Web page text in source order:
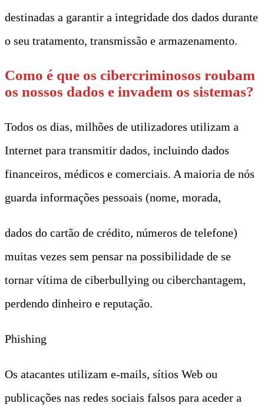
destinadas a garantir a integridade dos dados durante
o seu tratamento, transmissão e armazenamento.
Como é que os cibercriminosos roubam
os nossos dados e invadem os sistemas?
Todos os dias, milhões de utilizadores utilizam a
Internet para transmitir dados, incluindo dados
financeiros, médicos e comerciais. A maioria de nós
guarda informações pessoais (nome, morada,
dados do cartão de crédito, números de telefone)
muitas vezes sem pensar na possibilidade de se
tornar vítima de ciberbullying ou ciberchantagem,
perdendo dinheiro e reputação.
Phishing
Os atacantes utilizam e-mails, sítios Web ou
publicações nas redes sociais falsos para aceder a